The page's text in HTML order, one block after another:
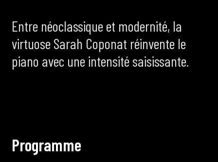
L’événementiel
Les contacts
Entre néoclassique et modernité, la
virtuose Sarah Coponat réinvente le
piano avec une intensité saisissante.
Programme